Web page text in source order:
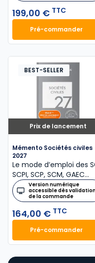
199,00 € TTC
Pré-commander
Mémento
Prix de lancement
BEST-SELLER
Mémento Sociétés civiles
2027
Le mode d’emploi des
SCPI, SCP, SCM, GAEC…
Version numérique
accessible dès
de la commande
164,00 € TTC
Pré-commander
Mémento